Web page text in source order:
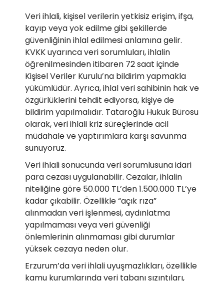
Veri ihlali, kişisel verilerin yetkisiz erişim, ifşa,
kayıp veya yok edilme gibi şekillerde
güvenliğinin ihlal edilmesi anlamına gelir.
KVKK uyarınca veri sorumluları, ihlalin
öğrenilmesinden itibaren 72 saat içinde
Kişisel Veriler Kurulu’na bildirim yapmakla
yükümlüdür. Ayrıca, ihlal veri sahibinin hak ve
özgürlüklerini tehdit ediyorsa, kişiye de
bildirim yapılmalıdır. Tataroğlu Hukuk Bürosu
olarak, veri ihlali kriz süreçlerinde acil
müdahale ve yaptırımlara karşı savunma
sunuyoruz.
Veri ihlali sonucunda veri sorumlusuna idari
para cezası uygulanabilir. Cezalar, ihlalin
niteliğine göre 50.000 TL’den 1.500.000 TL’ye
kadar çıkabilir. Özellikle “açık rıza”
alınmadan veri işlenmesi, aydınlatma
yapılmaması veya veri güvenliği
önlemlerinin alınmaması gibi durumlar
yüksek cezaya neden olur.
Erzurum’da veri ihlali uyuşmazlıkları, özellikle
kamu kurumlarında veri tabanı sızıntıları,